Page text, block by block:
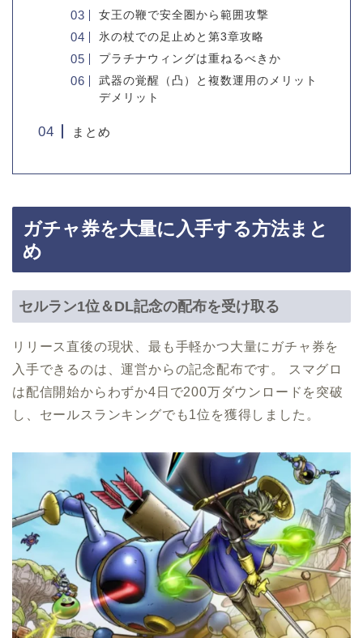
女王の鞭で安全圏から範囲攻撃
氷の杖での足止めと第3章攻略
プラチナウィングは重ねるべきか
武器の覚醒（凸）と複数運用のメリット
デメリット
まとめ
ガチャ券を大量に入手する方法まと
め
セルラン1位＆DL記念の配布を受け取る
リリース直後の現状、最も手軽かつ大量にガチャ券を
入手できるのは、運営からの記念配布です。 スマグロ
は配信開始からわずか4日で200万ダウンロードを突破
し、セールスランキングでも1位を獲得しました。